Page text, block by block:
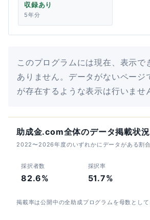
収録あり
5年分
このプログラムには現在、表示で
ありません。データがないページ
が存在するような表示は行いませ
助成金.com全体のデータ掲載状況
2022〜2026年度のいずれかにデータがある割合
採択者数
82.6%
採択率
51.7%
掲載率は公開中の全助成プログラムを母数として